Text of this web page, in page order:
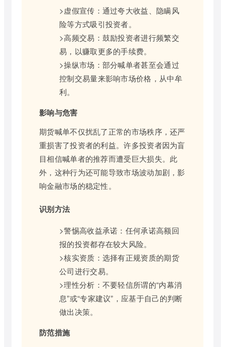
>虚假宣传：通过夸大收益、隐瞒风
险等方式吸引投资者。
>高频交易：鼓励投资者进行频繁交
易，以赚取更多的手续费。
>操纵市场：部分喊单者甚至会通过
控制交易量来影响市场价格，从中牟
利。
影响与危害
期货喊单不仅扰乱了正常的市场秩序，还严
重损害了投资者的利益。许多投资者因为盲
目相信喊单者的推荐而遭受巨大损失。此
外，这种行为还可能导致市场波动加剧，影
响金融市场的稳定性。
识别方法
>警惕高收益承诺：任何承诺高额回
报的投资都存在较大风险。
>核实资质：选择有正规资质的期货
公司进行交易。
>理性分析：不要轻信所谓的“内幕消
息”或“专家建议”，应基于自己的判断
做出决策。
防范措施